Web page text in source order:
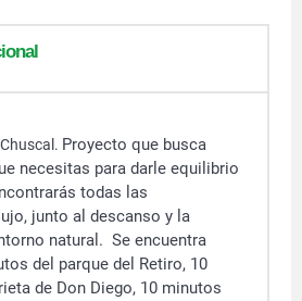
Proyecto que busca
necesitas para darle equilibrio
todas las
junto al descanso y la
natural. Se encuentra
del parque del Retiro, 10
de Don Diego, 10 minutos